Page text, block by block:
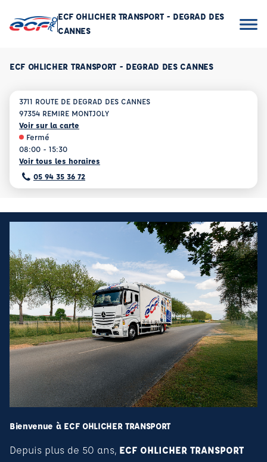
ECF OHLICHER TRANSPORT - DEGRAD DES
CANNES
ECF OHLICHER TRANSPORT - DEGRAD DES CANNES
3711 ROUTE DE DEGRAD DES CANNES
97354 REMIRE MONTJOLY
Voir sur la carte
Fermé
08:00 - 15:30
Voir tous les horaires
05 94 35 36 72
Bienvenue à ECF OHLICHER TRANSPORT
Depuis plus de 50 ans, ECF OHLICHER TRANSPORT